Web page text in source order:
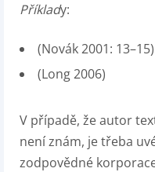
Příklady:
(Novák 2001: 13–15)
(Long 2006)
V případě, že autor
není znám, je třeba
zodpovědné